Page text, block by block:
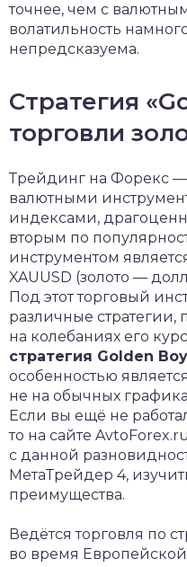
точнее, чем с
волатильность
непредсказуема.
Стратегия
торговли
Трейдинг на Форекс —
валютными
индексами,
вторым по
инструментом
XAUUSD (золото —
Под этот торговый
различные стратегии,
на колебаниях его
стратегия Golden Boy
особенностью
не на обычных
Если вы ещё не
то на сайте
с данной
МетаТрейдер 4,
преимущества.
Ведётся торговля по
во время